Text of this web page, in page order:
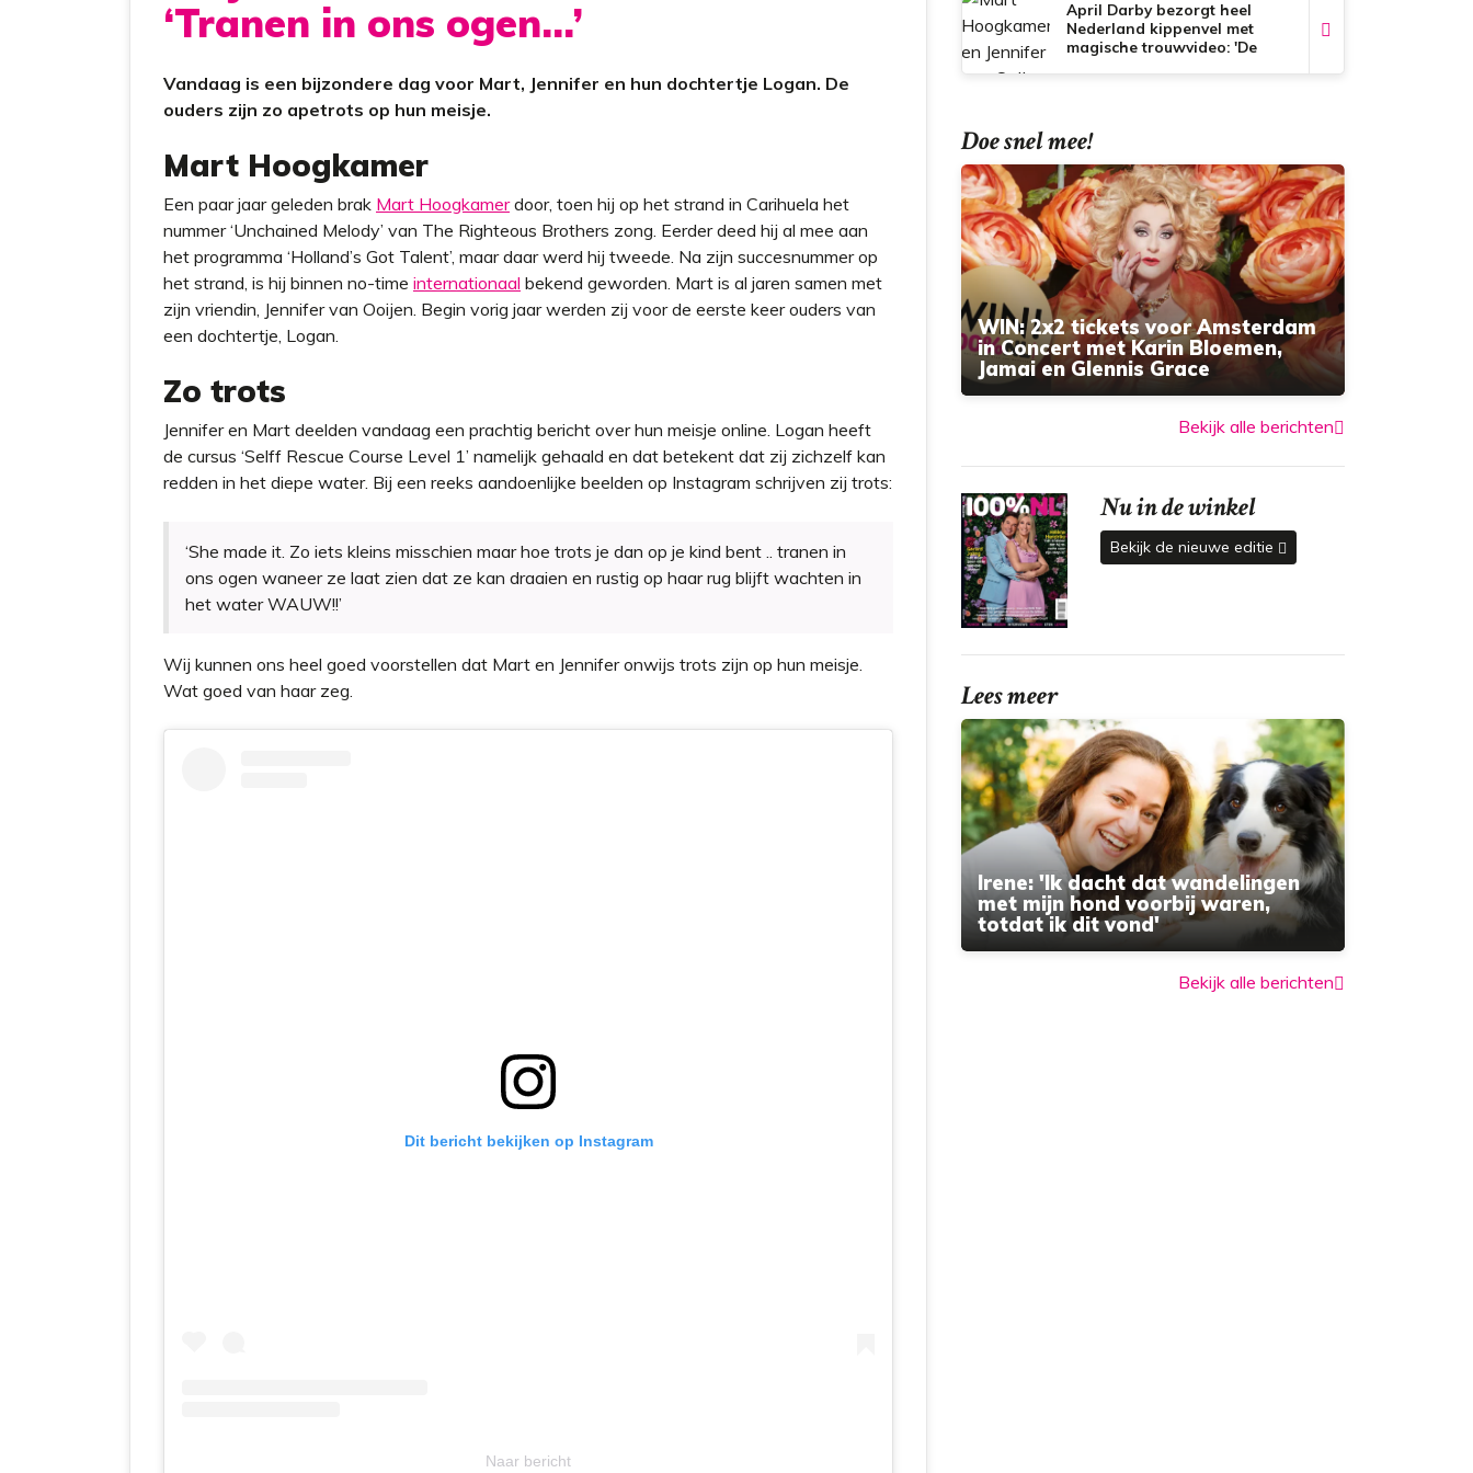
‘Tranen in ons ogen…’
Vandaag is een bijzondere dag voor Mart, Jennifer en hun dochtertje Logan. De
ouders zijn zo apetrots op hun meisje.
Mart Hoogkamer
Een paar jaar geleden brak Mart Hoogkamerdoor, toen hij op het strand in Carihuela het
nummer ‘Unchained Melody’ van The Righteous Brothers zong. Eerder deed hij al mee aan
het programma ‘Holland’s Got Talent’, maar daar werd hij tweede. Na zijn succesnummer op
het strand, is hij binnen no-time internationaal bekend geworden. Mart is al jaren samen met
zijn vriendin, Jennifer van Ooijen. Begin vorig jaar werden zij voor de eerste keer ouders van
een dochtertje, Logan.
Zo trots
Jennifer en Mart deelden vandaag een prachtig bericht over hun meisje online. Logan heeft
de cursus ‘Selff Rescue Course Level 1’ namelijk gehaald en dat betekent dat zij zichzelf kan
redden in het diepe water. Bij een reeks aandoenlijke beelden op Instagram schrijven zij trots:
‘She made it. Zo iets kleins misschien maar hoe trots je dan op je kind bent .. tranen in
ons ogen waneer ze laat zien dat ze kan draaien en rustig op haar rug blijft wachten in
het water WAUW!!’
Wij kunnen ons heel goed voorstellen dat Mart en Jennifer onwijs trots zijn op hun meisje.
Wat goed van haar zeg.
Dit bericht bekijken op Instagram
Naar bericht
April Darby bezorgt heel
Nederland kippenvel met
magische trouwvideo: 'De
Doe snel mee!
WIN: 2x2 tickets voor Amsterdam
in Concert met Karin Bloemen,
Jamai en Glennis Grace
Bekijk alle berichten
Nu in de winkel
Bekijk de nieuwe editie
Lees meer
Irene: 'Ik dacht dat wandelingen
met mijn hond voorbij waren,
totdat ik dit vond'
Bekijk alle berichten